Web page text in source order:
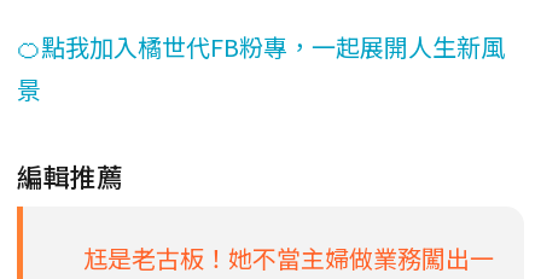
🍊點我加入橘世代FB粉專，一起展開人生新風
景
編輯推薦
尪是老古板！她不當主婦做業務闖出一